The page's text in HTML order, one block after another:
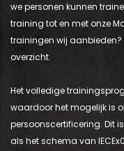
we personen kunnen
training tot en met onze
trainingen wij aanbieden?
overzicht.
Het volledige
waardoor het mogelijk is
persoonscertificering. Dit
als het schema van